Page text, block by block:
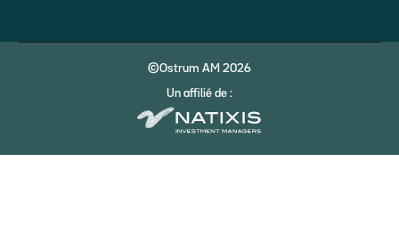
©Ostrum AM 2026
Un affilié de :